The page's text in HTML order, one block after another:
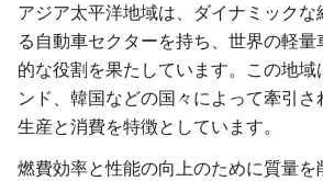
アジア太平洋地域は、ダイナミック
る自動車セクターを持ち、世界の軽
的な役割を果たしています。この地域
ンド、韓国などの国々によって牽引
生産と消費を特徴としています。
燃費効率と性能の向上のために質量を